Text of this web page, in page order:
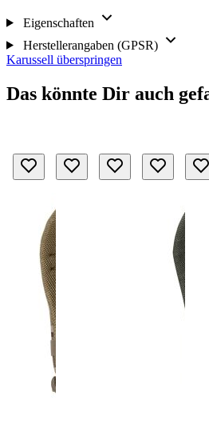
Eigenschaften
Herstellerangaben (GPSR)
Karussell überspringen
Das könnte Dir auch